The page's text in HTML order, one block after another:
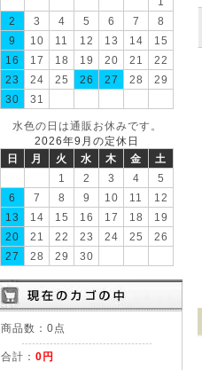
2
3 4 5 6 7
8
9
10 11 12 13 14
15
16
17 18 19 20 21
22
23
24 25 26 27 28
29
30
31
水色の日は通販お休みです。
2026年9月の定休日
日
月 火 水 木 金
土
1
2 3 4
5
6
7 8 9 10 11
12
13
14 15 16 17 18
19
20
21 22 23 24 25
26
27
28 29 30
商品数：0点
合計： 0円